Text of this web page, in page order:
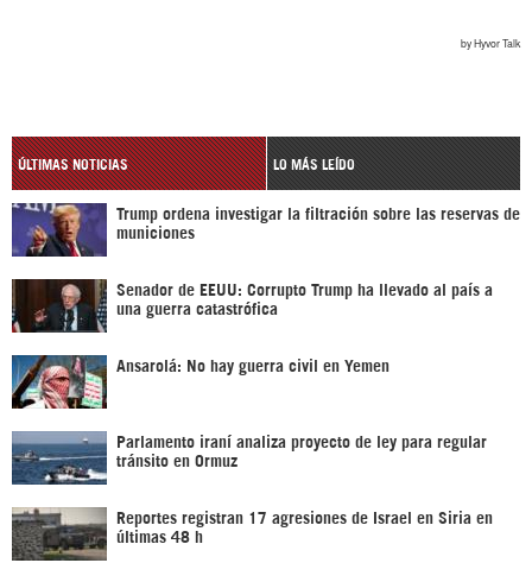
ÚLTIMAS NOTICIAS LO MÁS LEÍDO
Trump ordena investigar la filtración sobre las reservas de
municiones
Senador de EEUU: Corrupto Trump ha llevado al país a
una guerra catastrófica
Ansarolá: No hay guerra civil en Yemen
Parlamento iraní analiza proyecto de ley para regular
tránsito en Ormuz
Reportes registran 17 agresiones de Israel en Siria en
últimas 48 h